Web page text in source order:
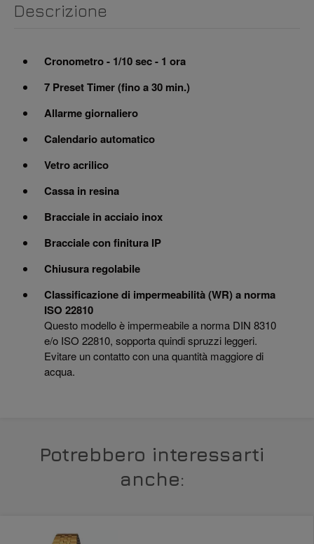
Descrizione
Cronometro - 1/10 sec - 1 ora
7 Preset Timer (fino a 30 min.)
Allarme giornaliero
Calendario automatico
Vetro acrilico
Cassa in resina
Bracciale in acciaio inox
Bracciale con finitura IP
Chiusura regolabile
Classificazione di impermeabilità (WR) a norma
ISO 22810
Questo modello è impermeabile a norma DIN 8310
e/o ISO 22810, sopporta quindi spruzzi leggeri.
Evitare un contatto con una quantità maggiore di
acqua.
Potrebbero interessarti
anche: